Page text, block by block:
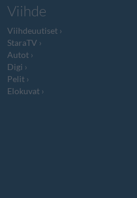
Viihde
Viihdeuutiset
StaraTV
Autot
Digi
Pelit
Elokuvat